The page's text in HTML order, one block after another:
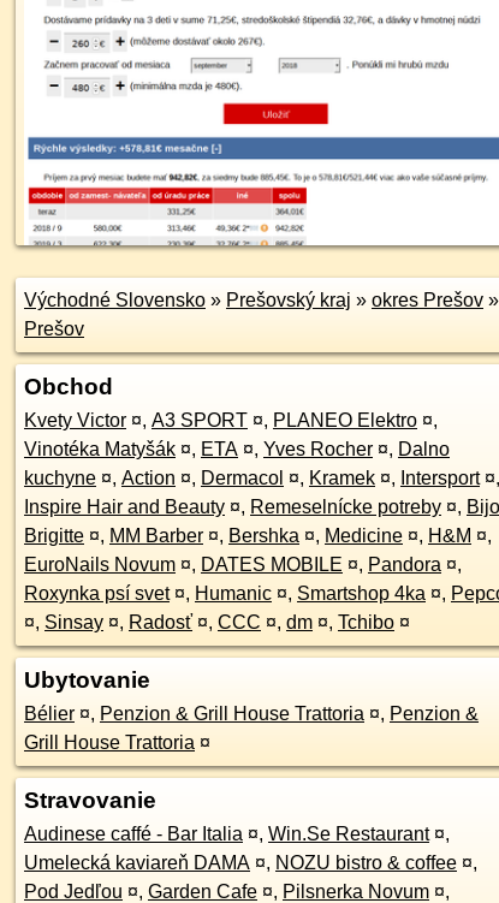
Východné Slovensko » Prešovský kraj » okres Prešov »
Prešov
Obchod
Kvety Victor ¤, A3 SPORT ¤, PLANEO Elektro ¤,
Vinotéka Matyšák ¤, ETA ¤, Yves Rocher ¤, Dalno
kuchyne ¤, Action ¤, Dermacol ¤, Kramek ¤, Intersport ¤,
Inspire Hair and Beauty ¤, Remeselnícke potreby ¤,
Brigitte ¤, MM Barber ¤, Bershka ¤, Medicine ¤, H&M ¤,
EuroNails Novum ¤, DATES MOBILE ¤, Pandora ¤,
Roxynka psí svet ¤, Humanic ¤, Smartshop 4ka ¤,
¤, Sinsay ¤, Radosť ¤, CCC ¤, dm ¤, Tchibo ¤
Ubytovanie
Bélier ¤, Penzion & Grill House Trattoria ¤, Penzion &
Grill House Trattoria ¤
Stravovanie
Audinese caffé - Bar Italia ¤, Win.Se Restaurant ¤,
Umelecká kaviareň DAMA ¤, NOZU bistro & coffee ¤,
Pod Jedľou ¤, Garden Cafe ¤, Pilsnerka Novum ¤,